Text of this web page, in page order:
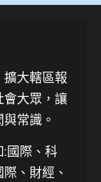
大轄區報
大眾，讓
常識。
:國際、科
、財經、